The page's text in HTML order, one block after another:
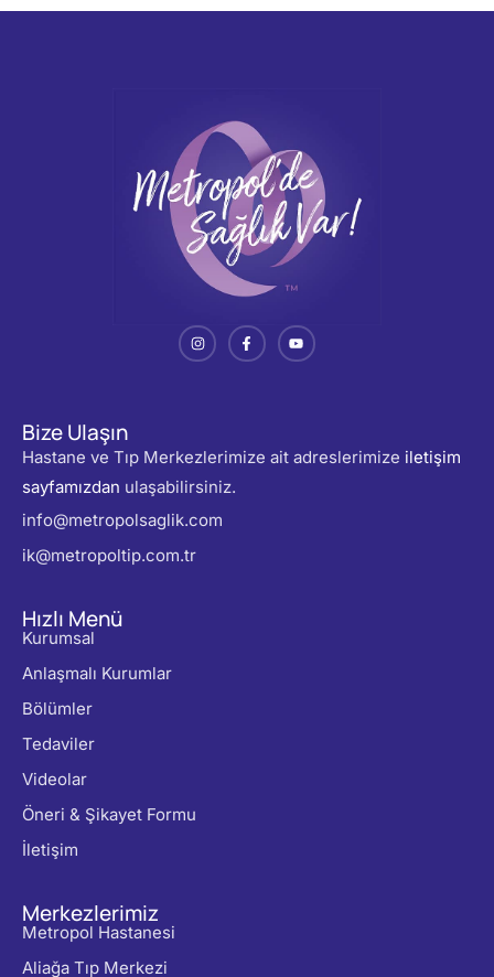
Bize Ulaşın
Hastane ve Tıp Merkezlerimize ait adreslerimize iletişim
sayfamızdan ulaşabilirsiniz.
info@metropolsaglik.com
ik@metropoltip.com.tr
Hızlı Menü
Kurumsal
Anlaşmalı Kurumlar
Bölümler
Tedaviler
Videolar
Öneri & Şikayet Formu
İletişim
Merkezlerimiz
Metropol Hastanesi
Aliağa Tıp Merkezi